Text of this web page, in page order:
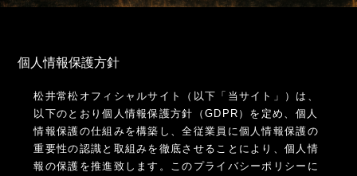
個人情報保護方針
松井常松オフィシャルサイト（以下「当サイト」）は、
以下のとおり個人情報保護方針（GDPR）を定め、個人
情報保護の仕組みを構築し、全従業員に個人情報保護の
重要性の認識と取組みを徹底させることにより、個人情
報の保護を推進致します。このプライバシーポリシーに